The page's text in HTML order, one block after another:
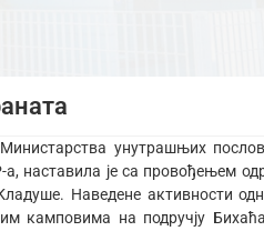
унутрашњих
је са провођењем
Наведене активности
камповима на подручју